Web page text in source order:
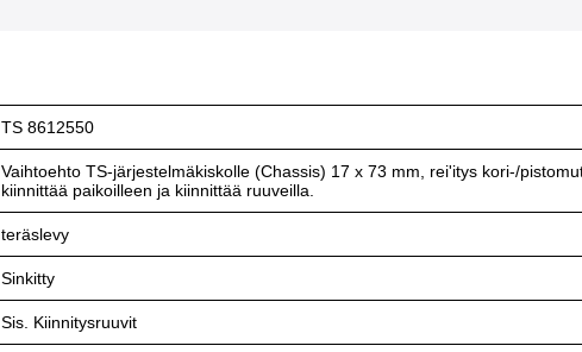
TS 8612550
Vaihtoehto TS-järjestelmäkiskolle (Chassis) 17 x 73 mm, rei'itys kori-/
kiinnittää paikoilleen ja kiinnittää ruuveilla.
teräslevy
Sinkitty
Sis. Kiinnitysruuvit